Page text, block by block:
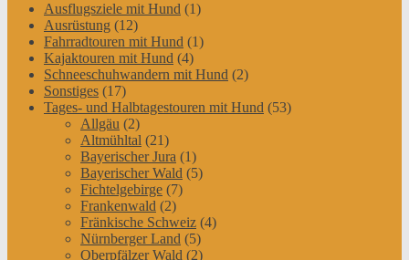
Ausflugsziele mit Hund (1)
Ausrüstung (12)
Fahrradtouren mit Hund (1)
Kajaktouren mit Hund (4)
Schneeschuhwandern mit Hund (2)
Sonstiges (17)
Tages- und Halbtagestouren mit Hund (53)
Allgäu (2)
Altmühltal (21)
Bayerischer Jura (1)
Bayerischer Wald (5)
Fichtelgebirge (7)
Frankenwald (2)
Fränkische Schweiz (4)
Nürnberger Land (5)
Oberpfälzer Wald (2)